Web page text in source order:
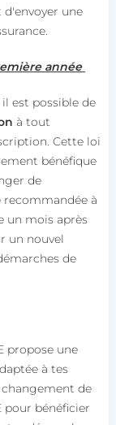
une
année
il est possible de
à tout
Cette loi
bénéfique
de
à
un mois après
un nouvel
de
propose une
à tes
changement de
pour bénéficier